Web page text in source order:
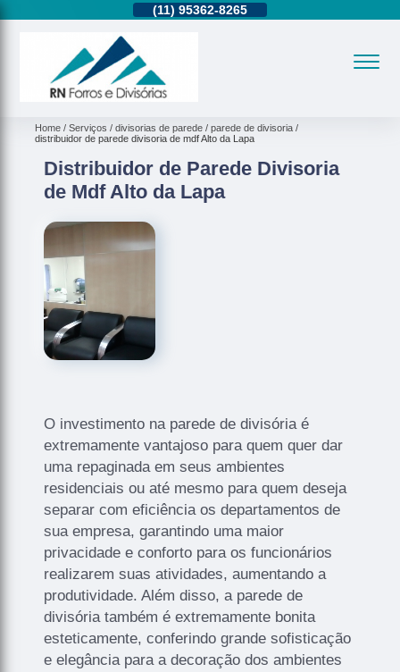
95362-8265
Home Serviços divisorias de parede
parede de divisoria
distribuidor de parede divisoria de mdf Alto da Lapa
Distribuidor de Parede Divisoria
de Mdf Alto da Lapa
O investimento na parede de divisória é
extremamente vantajoso para quem quer dar
uma repaginada em seus ambientes
residenciais ou até mesmo para quem deseja
separar com eficiência os departamentos de
sua empresa, garantindo uma maior
privacidade e conforto para os funcionários
realizarem suas atividades, aumentando a
produtividade. Além disso, a parede de
divisória também é extremamente bonita
esteticamente, conferindo grande sofisticação
e elegância para a decoração dos ambientes